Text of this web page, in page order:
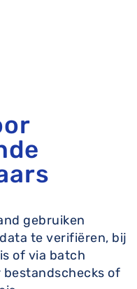
gebruiken
te verifiëren, bij
of via batch
bestandschecks of